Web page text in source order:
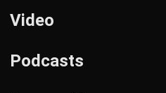
Video
Podcasts